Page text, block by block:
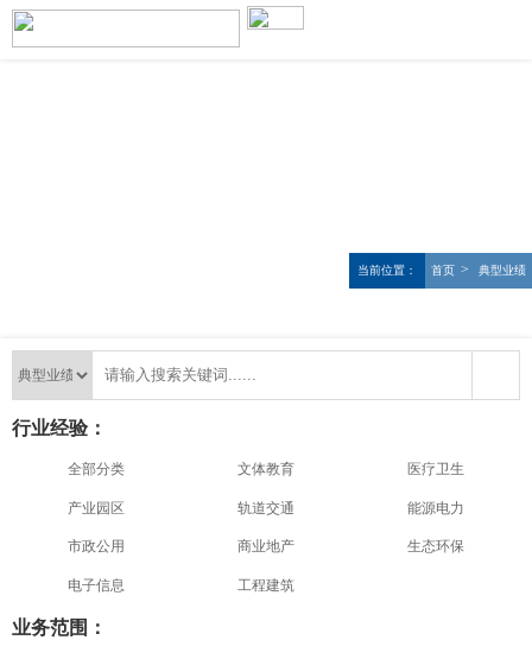
当前位置： 首页 > 典型业绩
行业经验：
全部分类 文体教育 医疗卫生
产业园区 轨道交通 能源电力
市政公用 商业地产 生态环保
电子信息 工程建筑
业务范围：